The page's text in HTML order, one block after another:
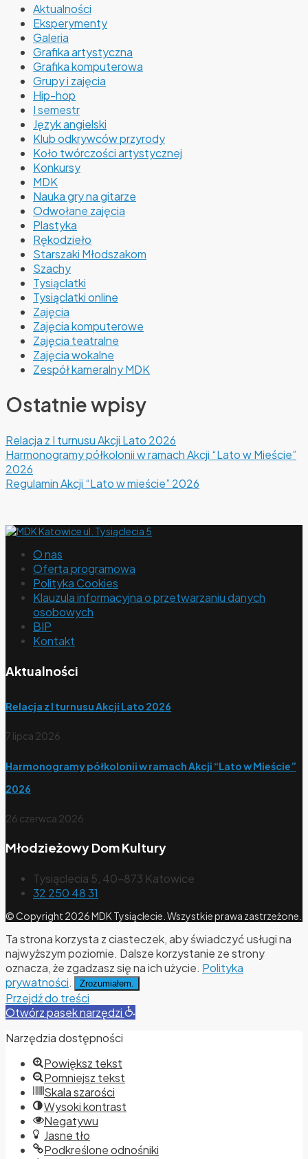
Aktualności
Eksperymenty
Galeria
Grafika artystyczna
Grafika komputerowa
Grupy i zajęcia
Hip-hop
I semestr
Język angielski
Klub odkrywców przyrody
Koło twórczości artystycznej
Konkursy
MDK
Nauka gry na gitarze
Odwołane zajęcia
Plastyka
Rękodzieło
Starszaki Młodszakom
Szachy
Tysiąclatki
Tysiąclatki online
Zajęcia
Zajęcia komputerowe
Zajęcia teatralne
Zajęcia wokalne
Zespół kameralny MDK
Ostatnie wpisy
Relacja z I turnusu Akcji Lato 2026
Harmonogramy półkolonii w ramach Akcji “Lato w Mieście”
2026
Regulamin Akcji “Lato w mieście” 2026
O nas
Oferta programowa
Polityka Cookies
Klauzula informacyjna o przetwarzaniu danych
osobowych
BIP
Kontakt
Aktualności
Relacja z I turnusu Akcji Lato 2026
7 lipca 2026
Harmonogramy półkolonii w ramach Akcji “Lato w Mieście”
2026
26 czerwca 2026
Młodzieżowy Dom Kultury
Tysiąclecia 5, 40-873 Katowice
32 250 48 31
© Copyright 2026 MDK Tysiąclecie. Wszystkie prawa zastrzeżone.
Ta strona korzysta z ciasteczek, aby świadczyć usługi na
najwyższym poziomie. Dalsze korzystanie ze strony
oznacza, że zgadzasz się na ich użycie. Polityka
prywatności. Zrozumiałem.
Przejdź do treści
Otwórz pasek narzędzi
Narzędzia dostępności
Powiększ tekst
Pomniejsz tekst
Skala szarości
Wysoki kontrast
Negatywu
Jasne tło
Podkreślone odnośniki